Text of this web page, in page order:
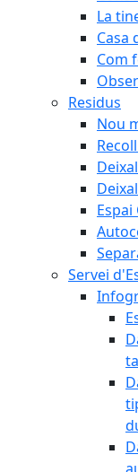
La
Casa
Com
Residus
Nou
Espai
Servei